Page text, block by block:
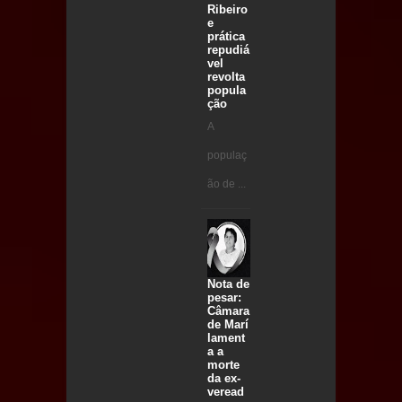
Ribeiro
e
prática
repudiá
vel
revolta
popula
ção
A
populaç
ão de ...
Nota de
pesar:
Câmara
de Marí
lament
a a
morte
da ex-
veread